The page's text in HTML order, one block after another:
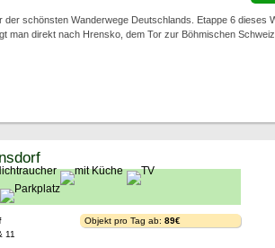
der schönsten Wanderwege Deutschlands. Etappe 6 dieses
man direkt nach Hrensko, dem Tor zur Böhmischen Schweiz.
11
Objekt pro Tag ab: 89€